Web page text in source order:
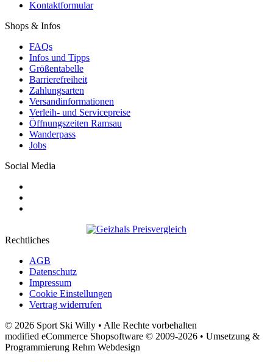
Kontaktformular
Shops & Infos
FAQs
Infos und Tipps
Größentabelle
Barrierefreiheit
Zahlungsarten
Versandinformationen
Verleih- und Servicepreise
Öffnungszeiten Ramsau
Wanderpass
Jobs
Social Media
Rechtliches
AGB
Datenschutz
Impressum
Cookie Einstellungen
Vertrag widerrufen
© 2026 Sport Ski Willy • Alle Rechte vorbehalten
modified eCommerce Shopsoftware © 2009-2026 • Umsetzung &
Programmierung Rehm Webdesign